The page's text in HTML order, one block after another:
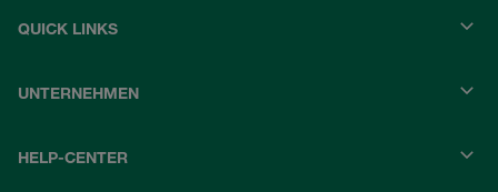
QUICK LINKS
UNTERNEHMEN
HELP-CENTER